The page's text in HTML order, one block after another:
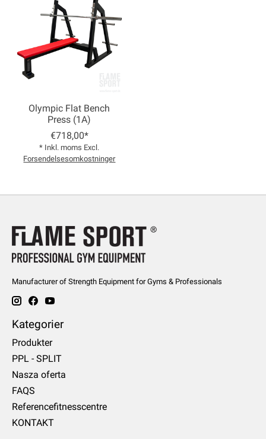
Olympic Flat Bench
Press (1A)
€718,00*
* Inkl. moms Excl.
Forsendelsesomkostninger
Manufacturer of Strength Equipment for Gyms & Professionals
Kategorier
Produkter
PPL - SPLIT
Nasza oferta
FAQS
Referencefitnesscentre
KONTAKT